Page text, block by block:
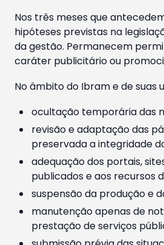
Nos três meses que
hipóteses previstas na
da gestão. Permanecem
caráter publicitário ou
No âmbito do Ibram e de suas
ocultação temporária das
revisão e adaptação das
preservada a integridade
adequação dos portais,
publicados e aos recursos
suspensão da produção e
manutenção apenas de
prestação de serviços